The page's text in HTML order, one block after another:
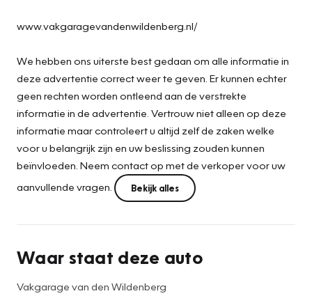
www.vakgaragevandenwildenberg.nl/
We hebben ons uiterste best gedaan om alle informatie in
deze advertentie correct weer te geven. Er kunnen echter
geen rechten worden ontleend aan de verstrekte
informatie in de advertentie. Vertrouw niet alleen op deze
informatie maar controleert u altijd zelf de zaken welke
voor u belangrijk zijn en uw beslissing zouden kunnen
beïnvloeden. Neem contact op met de verkoper voor uw
aanvullende vragen.
Bekijk alles
Waar staat deze auto
Vakgarage van den Wildenberg